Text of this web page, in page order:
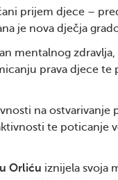
prijem djece –
je nova dječja
mentalnog
prava djece
na ostvarivanje
te poticanje
Orliću iznijela svoja